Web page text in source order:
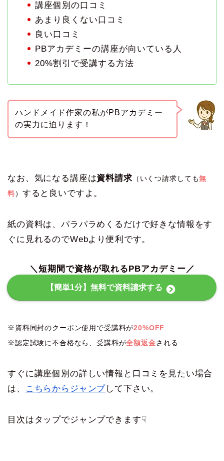
講座個別の口コミ
あまり良くない口コミ
良い口コミ
PBアカデミーの講座が向いている人
20%割引で受講する方法
ハンドメイド作家の私がPBアカデミー
の実力に迫ります！
なお、気になる講座は資料請求 （いくつ請求しても無
料） すると良いですよ。
紙の資料は、パラパラめくるだけで好きな情報をす
ぐに見れるのでWebより便利です。
＼短期間で資格が取れるPBアカデミー／
【簡単1分】無料で資料請求する
※資料同封のクーポン使用で受講料が20%OFF
※認定試験に不合格なら、受講料が全額返金される
すぐに講座個別の詳しい情報と口コミを見たい場合
は、
こちらからジャンプして下さい。
目次はタップでジャンプできます☟